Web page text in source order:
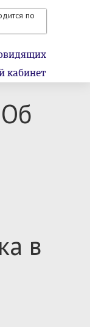
по
кабинет
в